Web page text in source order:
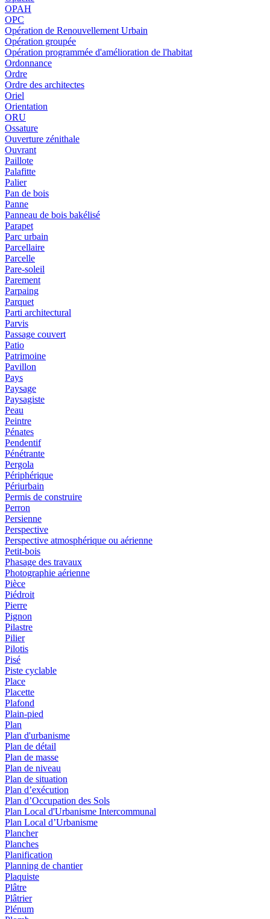
OPAH
OPC
Opération de Renouvellement Urbain
Opération groupée
Opération programmée d'amélioration de l'habitat
Ordonnance
Ordre
Ordre des architectes
Oriel
Orientation
ORU
Ossature
Ouverture zénithale
Ouvrant
Paillote
Palafitte
Palier
Pan de bois
Panne
Panneau de bois bakélisé
Parapet
Parc urbain
Parcellaire
Parcelle
Pare-soleil
Parement
Parpaing
Parquet
Parti architectural
Parvis
Passage couvert
Patio
Patrimoine
Pavillon
Pays
Paysage
Paysagiste
Peau
Peintre
Pénates
Pendentif
Pénétrante
Pergola
Périphérique
Périurbain
Permis de construire
Perron
Persienne
Perspective
Perspective atmosphérique ou aérienne
Petit-bois
Phasage des travaux
Photographie aérienne
Pièce
Piédroit
Pierre
Pignon
Pilastre
Pilier
Pilotis
Pisé
Piste cyclable
Place
Placette
Plafond
Plain-pied
Plan
Plan d'urbanisme
Plan de détail
Plan de masse
Plan de niveau
Plan de situation
Plan d’exécution
Plan d’Occupation des Sols
Plan Local d'Urbanisme Intercommunal
Plan Local d’Urbanisme
Plancher
Planches
Planification
Planning de chantier
Plaquiste
Plâtre
Plâtrier
Plénum